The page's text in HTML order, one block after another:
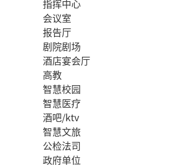
指挥中心
会议室
报告厅
剧院剧场
酒店宴会厅
高教
智慧校园
智慧医疗
酒吧/ktv
智慧文旅
公检法司
政府单位